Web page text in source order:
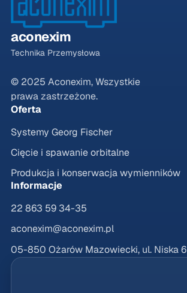
aconexim
Technika Przemysłowa
© 2025 Aconexim, Wszystkie
prawa zastrzeżone.
Oferta
Systemy Georg Fischer
Cięcie i spawanie orbitalne
Produkcja i konserwacja wymienników
Informacje
22 863 59 34-35
aconexim@aconexim.pl
05-850 Ożarów Mazowiecki, ul. Niska 6